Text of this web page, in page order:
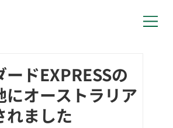
ドEXPRESSの
にオーストラリア
れました